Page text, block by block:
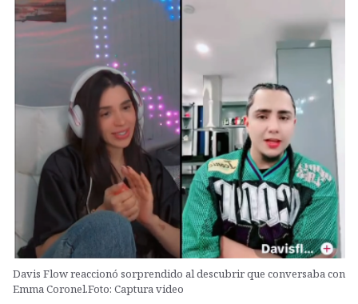
Davis Flow reaccionó sorprendido al descubrir que conversaba con
Emma Coronel.Foto: Captura video